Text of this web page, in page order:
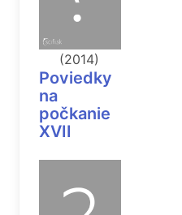
(2014)
Poviedky
na
počkanie
XVII